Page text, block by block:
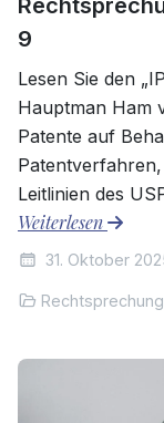
9
Lesen Sie den
Hauptman Ham
Patente auf
Leitlinien des
Weiterlesen
31. Oktober